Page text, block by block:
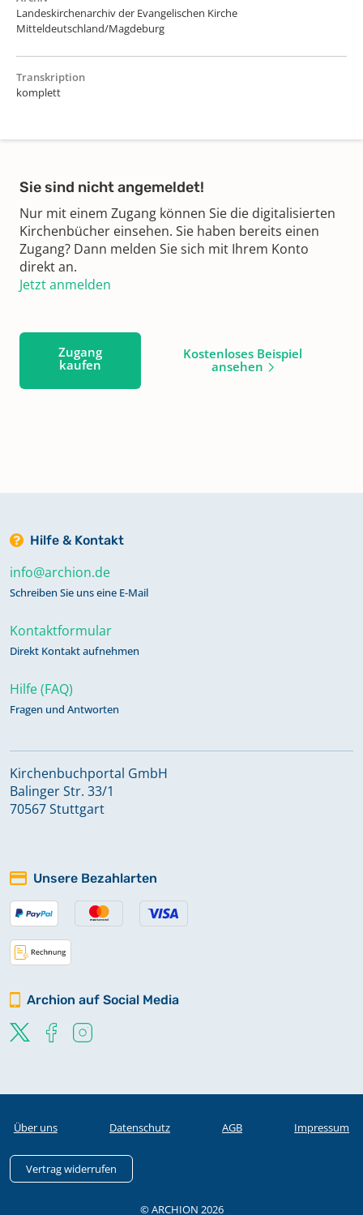
Landeskirchenarchiv der Evangelischen Kirche
Mitteldeutschland/Magdeburg
Transkription
komplett
Sie sind nicht angemeldet!
Nur mit einem Zugang können Sie die digitalisierten
Kirchenbücher einsehen. Sie haben bereits einen
Zugang? Dann melden Sie sich mit Ihrem Konto
direkt an.
Jetzt anmelden
Zugang
kaufen
Kostenloses Beispiel
ansehen
Hilfe & Kontakt
info@archion.de
Schreiben Sie uns eine E-Mail
Kontaktformular
Direkt Kontakt aufnehmen
Hilfe (FAQ)
Fragen und Antworten
Kirchenbuchportal GmbH
Balinger Str. 33/1
70567 Stuttgart
Unsere Bezahlarten
Archion auf Social Media
Über uns Datenschutz AGB Impressum
Vertrag widerrufen
© ARCHION 2026